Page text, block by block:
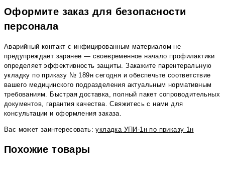
Оформите заказ для безопасности
персонала
Аварийный контакт с инфицированным материалом не
предупреждает заранее — своевременное начало профилактики
определяет эффективность защиты. Закажите парентеральную
укладку по приказу № 189н сегодня и обеспечьте соответствие
вашего медицинского подразделения актуальным нормативным
требованиям. Быстрая доставка, полный пакет сопроводительных
документов, гарантия качества. Свяжитесь с нами для
консультации и оформления заказа.
Вас может заинтересовать:укладка УПИ-1н по приказу 1н
Похожие товары